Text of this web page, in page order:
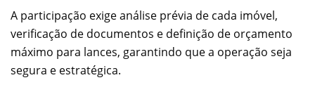
A participação exige análise prévia de cada imóvel,
verificação de documentos e definição de orçamento
máximo para lances, garantindo que a operação seja
segura e estratégica.